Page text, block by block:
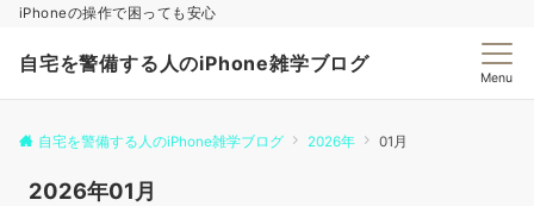
iPhoneの操作で困っても安心
自宅を警備する人のiPhone雑学ブログ
Menu
自宅を警備する人のiPhone雑学ブログ 2026年 01月
2026年01月